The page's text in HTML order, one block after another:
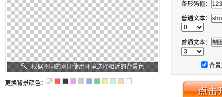
根据不同的水印使用环境选择相近的背景色
更换背景颜色：
条形码值：
普通文本：
普通文本：
背